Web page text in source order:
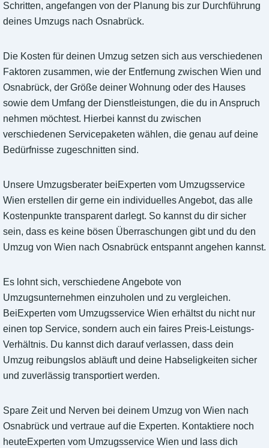
Schritten, angefangen von der Planung bis zur Durchführung
deines Umzugs nach Osnabrück.
Die Kosten für deinen Umzug setzen sich aus verschiedenen
Faktoren zusammen, wie der Entfernung zwischen Wien und
Osnabrück, der Größe deiner Wohnung oder des Hauses
sowie dem Umfang der Dienstleistungen, die du in Anspruch
nehmen möchtest. Hierbei kannst du zwischen
verschiedenen Servicepaketen wählen, die genau auf deine
Bedürfnisse zugeschnitten sind.
Unsere Umzugsberater beiExperten vom Umzugsservice
Wien erstellen dir gerne ein individuelles Angebot, das alle
Kostenpunkte transparent darlegt. So kannst du dir sicher
sein, dass es keine bösen Überraschungen gibt und du den
Umzug von Wien nach Osnabrück entspannt angehen kannst.
Es lohnt sich, verschiedene Angebote von
Umzugsunternehmen einzuholen und zu vergleichen.
BeiExperten vom Umzugsservice Wien erhältst du nicht nur
einen top Service, sondern auch ein faires Preis-Leistungs-
Verhältnis. Du kannst dich darauf verlassen, dass dein
Umzug reibungslos abläuft und deine Habseligkeiten sicher
und zuverlässig transportiert werden.
Spare Zeit und Nerven bei deinem Umzug von Wien nach
Osnabrück und vertraue auf die Experten. Kontaktiere noch
heuteExperten vom Umzugsservice Wien und lass dich